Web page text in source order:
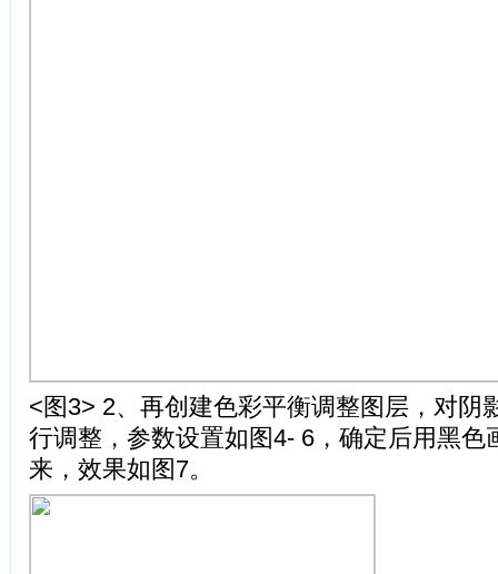
<图3> 2、再创建色彩平衡调整图层，对阴
行调整，参数设置如图4- 6，确定后用黑色
来，效果如图7。